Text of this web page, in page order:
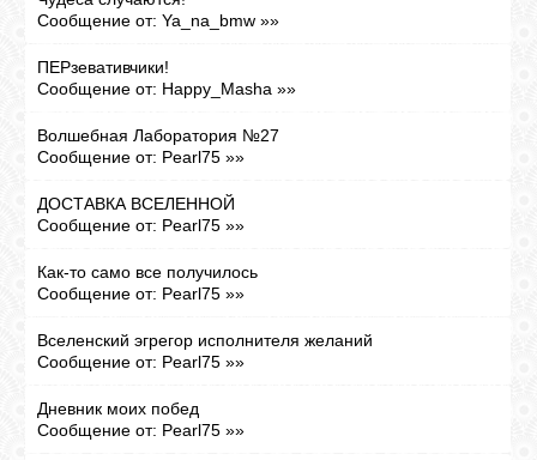
ГАДАНИЯ
ЖЕЛАНИЙ
ФОРУМ
ЧАТ
СОННИК
Сообщение от: Ya_na_bmw »»
ПЕРзевативчики!
Сообщение от: Happy_Masha »»
Волшебная Лаборатория №27
Сообщение от: Pearl75 »»
ДОСТАВКА ВСЕЛЕННОЙ
Сообщение от: Pearl75 »»
Как-то само все получилось
Сообщение от: Pearl75 »»
Вселенский эгрегор исполнителя желаний
Сообщение от: Pearl75 »»
Дневник моих побед
Сообщение от: Pearl75 »»